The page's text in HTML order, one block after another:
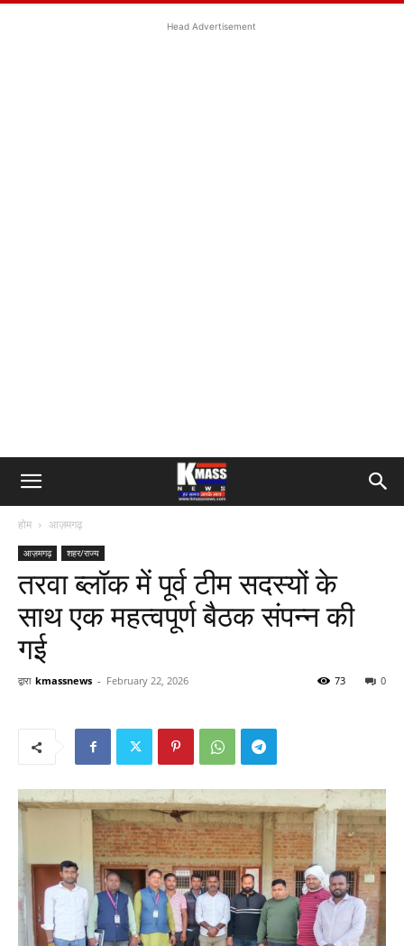
Head Advertisement
होम आज़मगढ़
आज़मगढ़ शहर/राज्य
तरवा ब्लॉक में पूर्व टीम सदस्यों के
साथ एक महत्वपूर्ण बैठक संपन्न की
गई
द्वारा kmassnews - February 22, 2026 0
73